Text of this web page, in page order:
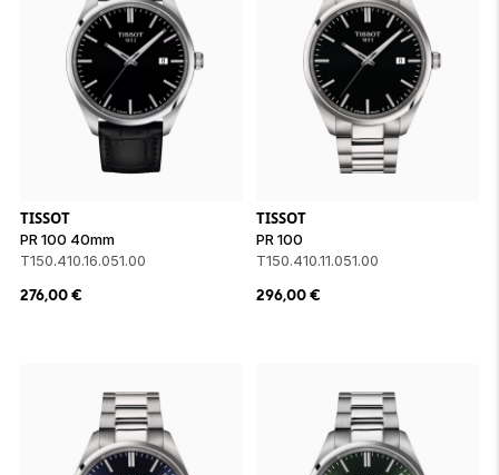
TISSOT
PR 100 40mm
T150.410.16.051.00
276,00€
TISSOT
PR 100
T150.410.11.051.00
296,00€